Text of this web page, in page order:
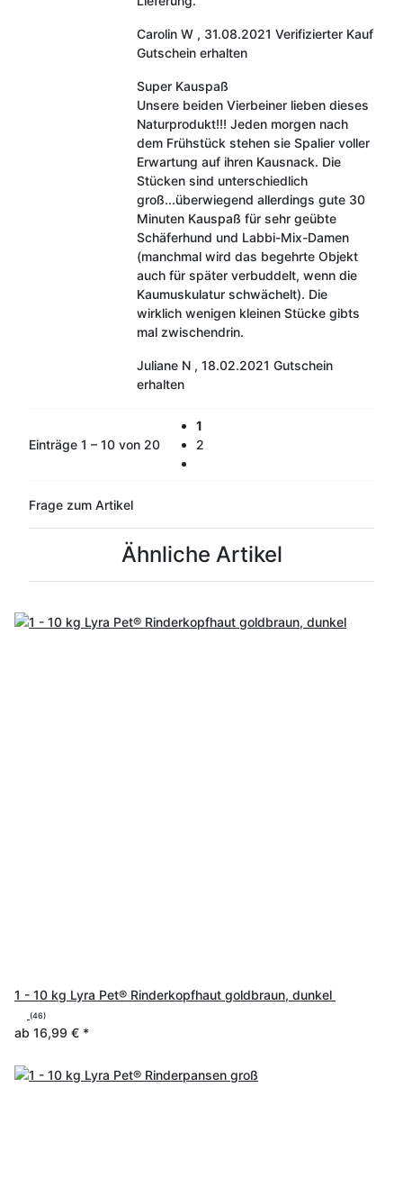
Carolin W , 31.08.2021 Verifizierter Kauf
Gutschein erhalten
Super Kauspaß
Unsere beiden Vierbeiner lieben dieses
Naturprodukt!!! Jeden morgen nach
dem Frühstück stehen sie Spalier voller
Erwartung auf ihren Kausnack. Die
Stücken sind unterschiedlich
groß...überwiegend allerdings gute 30
Minuten Kauspaß für sehr geübte
Schäferhund und Labbi-Mix-Damen
(manchmal wird das begehrte Objekt
auch für später verbuddelt, wenn die
Kaumuskulatur schwächelt). Die
wirklich wenigen kleinen Stücke gibts
mal zwischendrin.
Juliane N , 18.02.2021 Gutschein
erhalten
Einträge 1 – 10 von 20
1
2
Frage zum Artikel
Ähnliche Artikel
1 - 10 kg Lyra Pet® Rinderkopfhaut goldbraun, dunkel
(46)
ab 16,99 € *